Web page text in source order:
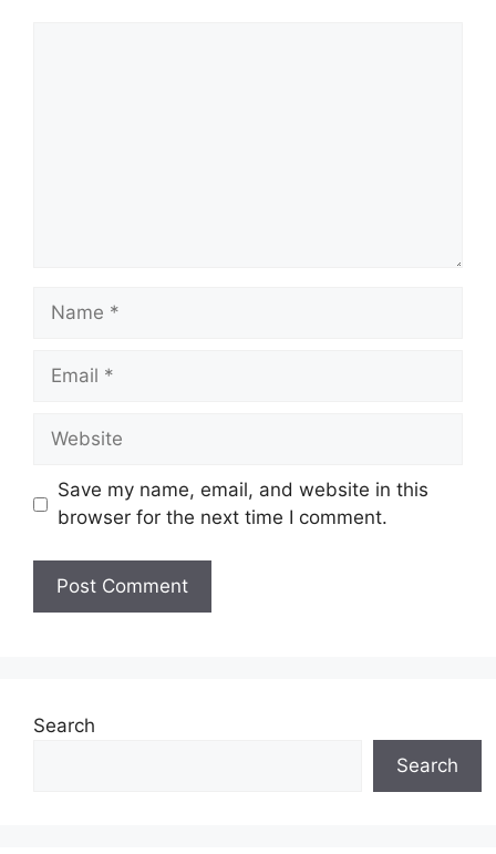
Name
Email
Website
Save my name, email, and website in this
browser for the next time I comment.
Search
Search